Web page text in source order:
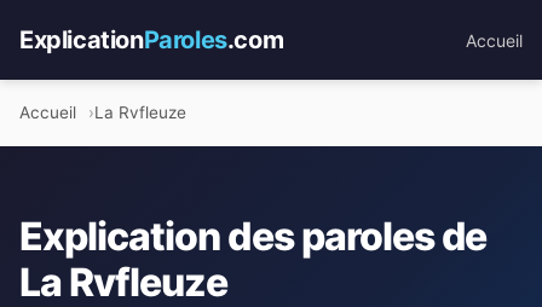
ExplicationParoles.com Accueil
Accueil La Rvfleuze
Explication des paroles de
La Rvfleuze